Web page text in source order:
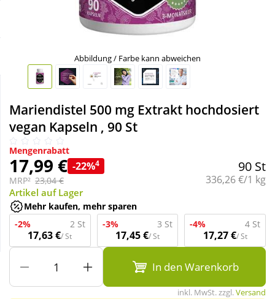
Täglich gut versorgt
Nahrungsergänzung
Sanitätshaus
Sport & Fitness
Tierbedarf
Wellness
Abbildung / Farbe kann abweichen
Mariendistel 500 mg Extrakt hochdosiert
vegan Kapseln , 90 St
Mengenrabatt
17,99 € -22%4
MRP² 23,04 €
90 St
Grundpreis:
336,26 €/1 kg
Artikel auf Lager
Mehr kaufen, mehr sparen
-2%
2 St
17,63 €/ St
-3% 3 St
17,45 €/ St
-4% 4 St
17,27 €/ St
In den Warenkorb
inkl. MwSt. zzgl.Versand